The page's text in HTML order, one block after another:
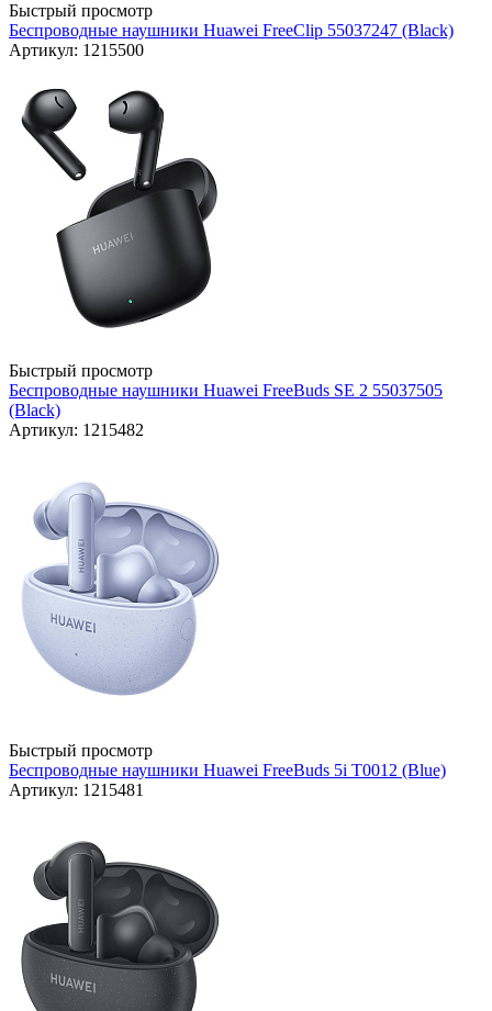
Быстрый просмотр
Беспроводные наушники Huawei FreeClip 55037247 (Black)
Артикул: 1215500
Быстрый просмотр
Беспроводные наушники Huawei FreeBuds SE 2 55037505
(Black)
Артикул: 1215482
Быстрый просмотр
Беспроводные наушники Huawei FreeBuds 5i T0012 (Blue)
Артикул: 1215481